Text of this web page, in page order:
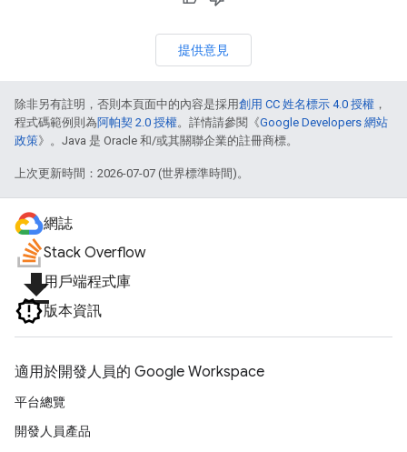
提供意見
除非另有註明，否則本頁面中的內容是採用創用 CC 姓名標示 4.0 授權 ，
程式碼範例則為阿帕契 2.0 授權。詳情請參閱《Google Developers 網站
政策》。Java 是 Oracle 和/或其關聯企業的註冊商標。
上次更新時間：2026-07-07 (世界標準時間)。
網誌
Stack Overflow
file_download用戶端程式庫
版本資訊
適用於開發人員的 Google Workspace
平台總覽
開發人員產品